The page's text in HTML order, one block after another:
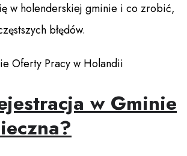
w holenderskiej gminie i co zrobić,
błędów.
Oferty Pracy w Holandii
w Gminie